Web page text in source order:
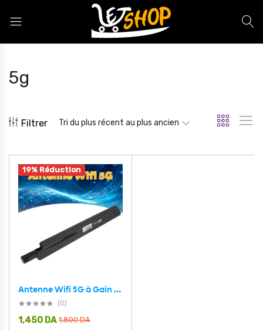
5g
Filtrer Tri du plus récent au plus ancien
19% Réduction
Antenne Wifi 5G à Gain élevé SMA
(0)
1,800DA
1,450 DA